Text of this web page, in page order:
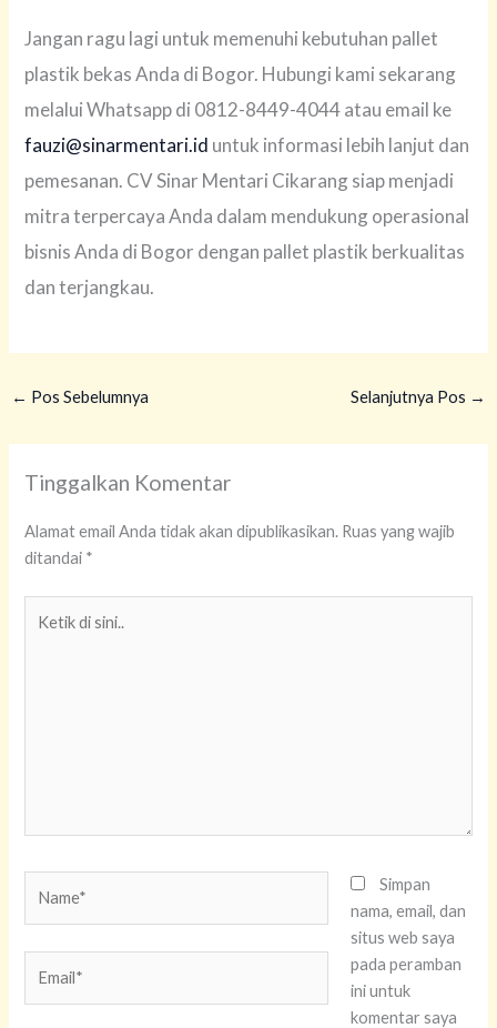
Jangan ragu lagi untuk memenuhi kebutuhan pallet
plastik bekas Anda di Bogor. Hubungi kami sekarang
melalui Whatsapp di 0812-8449-4044 atau email ke
fauzi@sinarmentari.id untuk informasi lebih lanjut dan
pemesanan. CV Sinar Mentari Cikarang siap menjadi
mitra terpercaya Anda dalam mendukung operasional
bisnis Anda di Bogor dengan pallet plastik berkualitas
dan terjangkau.
← Pos Sebelumnya Selanjutnya Pos →
Tinggalkan Komentar
Alamat email Anda tidak akan dipublikasikan. Ruas yang wajib
ditandai *
Simpan
nama, email, dan
situs web saya
pada peramban
ini untuk
komentar saya